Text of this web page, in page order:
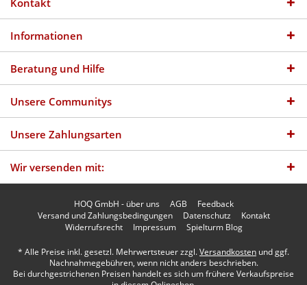
Informationen
Beratung und Hilfe
Unsere Communitys
Unsere Zahlungsarten
Wir versenden mit:
HOQ GmbH - über uns AGB
Feedback
Versand und Zahlungsbedingungen
Datenschutz
Kontakt
Widerrufsrecht
Impressum Spielturm Blog
* Alle Preise inkl. gesetzl. Mehrwertsteuer zzgl.Versandkosten und ggf.
Nachnahmegebühren, wenn nicht anders beschrieben.
Bei durchgestrichenen Preisen handelt es sich um frühere Verkaufspreise